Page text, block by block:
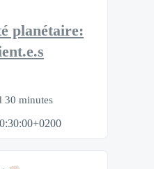
planétaire:
30 minutes